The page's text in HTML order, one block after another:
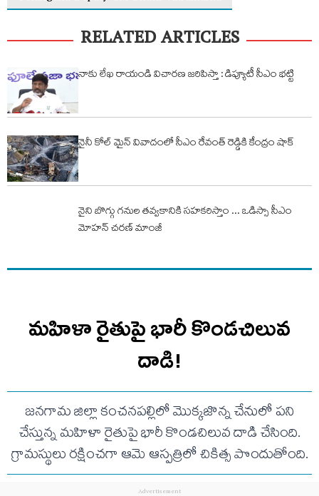
RELATED ARTICLES
నాకు లేఖ రాయండి విచారణ జరిపిస్తా : డిప్యూటీ సీఎం భట్టి
నైనీ కోల్ మైన్ వివాదంలో సీఎం రేవంత్ రెడ్డికి కేంద్రం షాక్
నైని బొగ్గు గనుల తవ్వకానికి సహకరిస్తాం ... ఒడిస్సా సీఎం
మోహన్ చరణ్ మాంజీ
మహిళా రైతుపై భారీ కొండచిలువ
దాడి!
జనగామ జిల్లా కంచనపల్లిలో మొక్కజొన్న చేనులో పని
చేస్తున్న మహిళా రైతుపై భారీ కొండచిలువ దాడి చేసింది.
గ్రామస్థులు రక్షించగా ఆమె ఆస్పత్రిలో చికిత్స పొందుతోంది.